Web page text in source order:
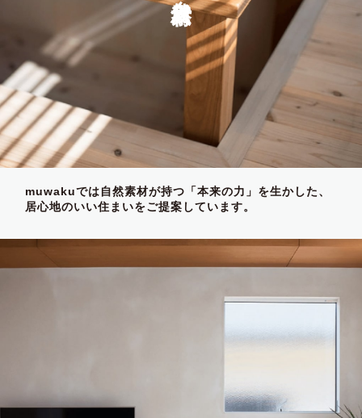
muwakuでは自然素材が持つ「本来の力」を生かした、
居心地のいい住まいをご提案しています。